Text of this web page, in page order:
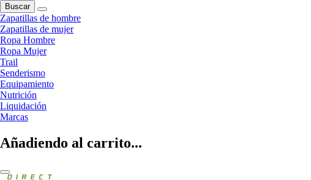
Buscar
Zapatillas de hombre
Zapatillas de mujer
Ropa Hombre
Ropa Mujer
Trail
Senderismo
Equipamiento
Nutrición
Liquidación
Marcas
Añadiendo al carrito...